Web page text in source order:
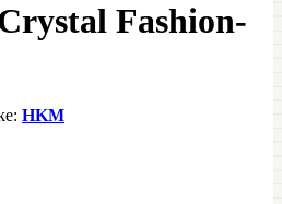
Fashion-
HKM